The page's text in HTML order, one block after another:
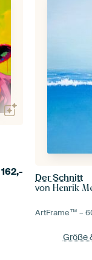
162,-
Der Schnitt
vonHenrik
ArtFrame™ –
Größe